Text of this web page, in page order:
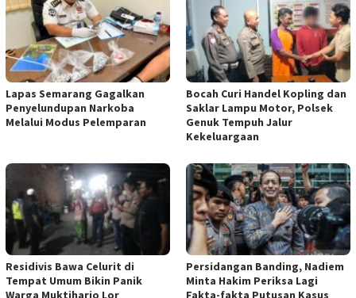
Lapas Semarang Gagalkan
Penyelundupan Narkoba
Melalui Modus Pelemparan
Bocah Curi Handel Kopling dan
Saklar Lampu Motor, Polsek
Genuk Tempuh Jalur
Kekeluargaan
Residivis Bawa Celurit di
Tempat Umum Bikin Panik
Warga Muktiharjo Lor
Persidangan Banding, Nadiem
Minta Hakim Periksa Lagi
Fakta-fakta Putusan Kasus